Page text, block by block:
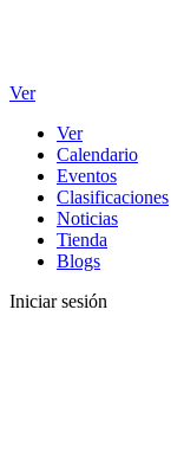
Ver
Ver
Calendario
Eventos
Clasificaciones
Noticias
Tienda
Blogs
Iniciar sesión